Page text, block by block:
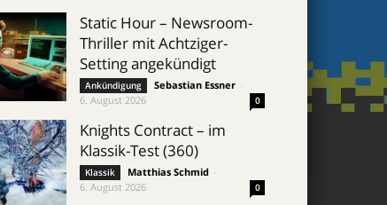
Static Hour – Newsroom-
Thriller mit Achtziger-
Setting angekündigt
Ankündigung Sebastian Essner
6. August 2026
0
Knights Contract – im
Klassik-Test (360)
Klassik Matthias Schmid
6. August 2026
0